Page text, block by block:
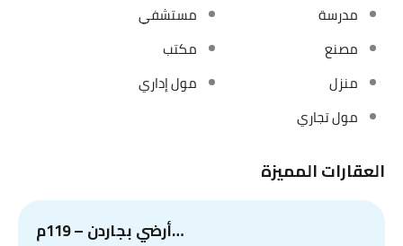
مدرسة
مستشفي
مصنع
مكتب
منزل
مول إداري
مول تجاري
العقارات المميزة
أرضي بجاردن – 119م…